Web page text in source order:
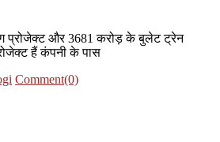
प्रोजेक्ट और 3681 करोड़ के बुलेट ट्रेन
हैं कंपनी के पास
Comment(0)